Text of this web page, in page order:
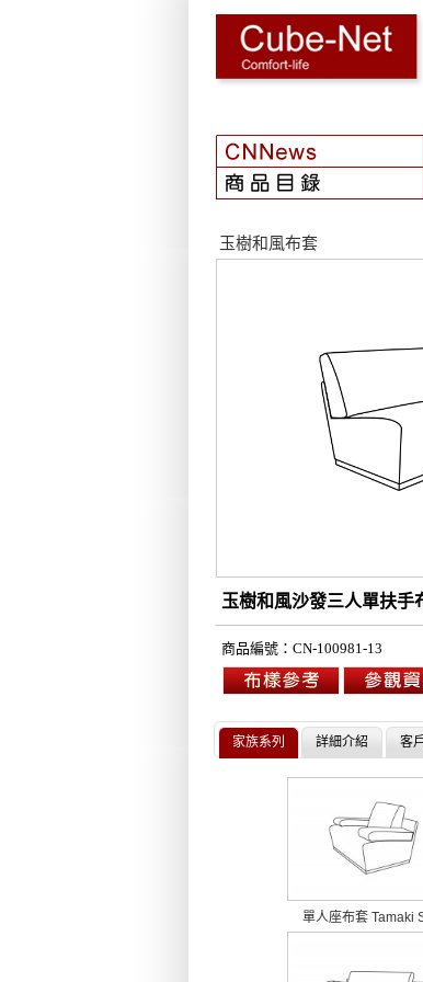
玉樹和風布套
玉樹和風沙發三人
商品編號： CN-100981-13
家族系列 詳細介紹 客
單人座布套 Tamaki